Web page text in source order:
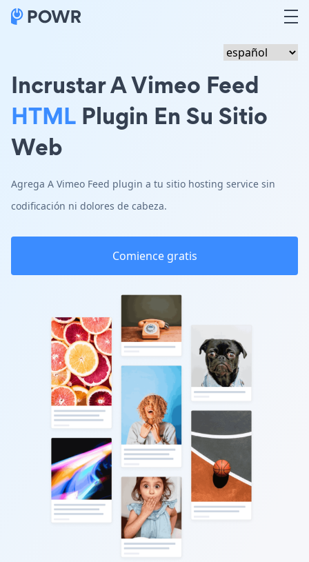
Incrustar A Vimeo Feed
HTML Plugin En Su Sitio
Web
Agrega A Vimeo Feed plugin a tu sitio hosting service sin
codificación ni dolores de cabeza.
Comience gratis